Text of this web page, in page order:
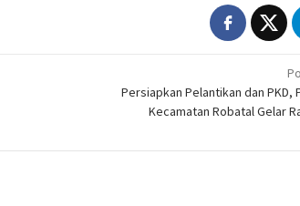
Persiapkan Pelantikan dan PKD,
Kecamatan Robatal Gelar